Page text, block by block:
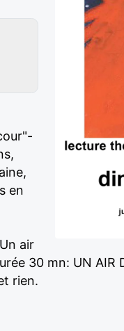
en
air
30 mn: UN AIR
rien.